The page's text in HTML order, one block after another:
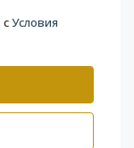
Условия